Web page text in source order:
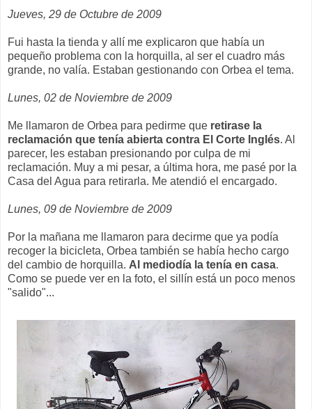
Jueves, 29 de Octubre de 2009
Fui hasta la tienda y allí me explicaron que había un
pequeño problema con la horquilla, al ser el cuadro más
grande, no valía. Estaban gestionando con Orbea el tema.
Lunes, 02 de Noviembre de 2009
Me llamaron de Orbea para pedirme que retirase la
reclamación que tenía abierta contra El Corte Inglés. Al
parecer, les estaban presionando por culpa de mi
reclamación. Muy a mi pesar, a última hora, me pasé por la
Casa del Agua para retirarla. Me atendió el encargado.
Lunes, 09 de Noviembre de 2009
Por la mañana me llamaron para decirme que ya podía
recoger la bicicleta, Orbea también se había hecho cargo
del cambio de horquilla. Al mediodía la tenía en casa.
Como se puede ver en la foto, el sillín está un poco menos
"salido"...